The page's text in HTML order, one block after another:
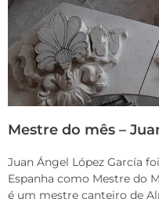
Mestre do mês –
Juan Ángel López García
Espanha como Mestre do
é um mestre canteiro de